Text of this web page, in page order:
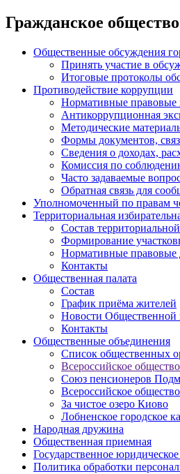
Гражданское общество
Общественные обсуждения
Принять участие в
Итоговые протоколы
Противодействие коррупции
Нормативные правовые
Антикоррупционная
Методические
Формы документов,
Сведения о доходах,
Комиссия по
Часто задаваемые
Обратная связь для
Уполномоченный по правам
Территориальная
Состав
Формирование
Нормативные правовые
Контакты
Общественная палата
Состав
График приёма жителей
Новости Общественной
Контакты
Общественные объединения
Cписок общественных
Всероссийское
Союз пенсионеров
Всероссийское
За чистое озеро Киово
Лобненское городское
Народная дружина
Общественная приемная
Государственное
Политика обработки